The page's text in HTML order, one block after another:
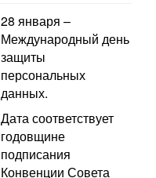
28 января –
Международный день
защиты
персональных
данных.
Дата соответствует
годовщине
подписания
Конвенции Совета